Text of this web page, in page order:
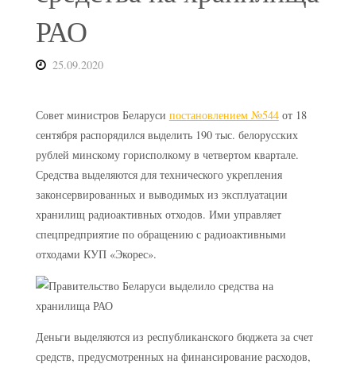
РАО
25.09.2020
Совет министров Беларуси постановлением №544от 18
сентября распорядился выделить 190 тыс. белорусских
рублей минскому горисполкому в четвертом квартале.
Средства выделяются для технического укрепления
законсервированных и выводимых из эксплуатации
хранилищ радиоактивных отходов. Ими управляет
спецпредприятие по обращению с радиоактивными
отходами КУП «Экорес».
Деньги выделяются из республиканского бюджета за счет
средств, предусмотренных на финансирование расходов,